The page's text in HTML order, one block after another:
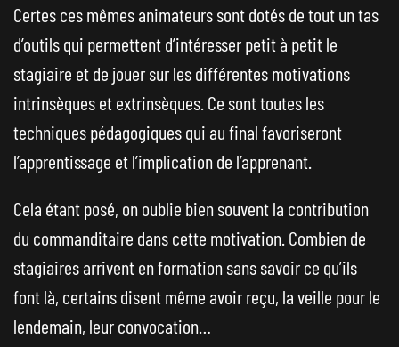
Certes ces mêmes animateurs sont dotés de tout un tas
d’outils qui permettent d’intéresser petit à petit le
stagiaire et de jouer sur les différentes motivations
intrinsèques et extrinsèques. Ce sont toutes les
techniques pédagogiques qui au final favoriseront
l’apprentissage et l’implication de l’apprenant.
Cela étant posé, on oublie bien souvent la contribution
du commanditaire dans cette motivation. Combien de
stagiaires arrivent en formation sans savoir ce qu’ils
font là, certains disent même avoir reçu, la veille pour le
lendemain, leur convocation…